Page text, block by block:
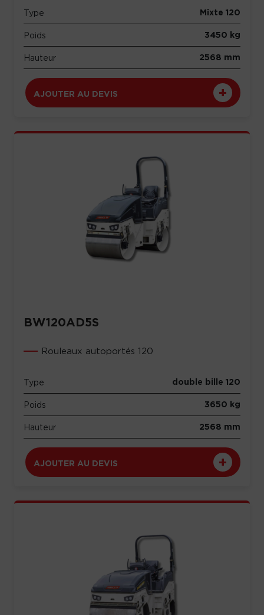
Type Mixte 120
Poids 3450 kg
Hauteur 2568 mm
AJOUTER AU DEVIS
BW120AD5S
Rouleaux autoportés 120
Type double bille 120
Poids 3650 kg
Hauteur 2568 mm
AJOUTER AU DEVIS